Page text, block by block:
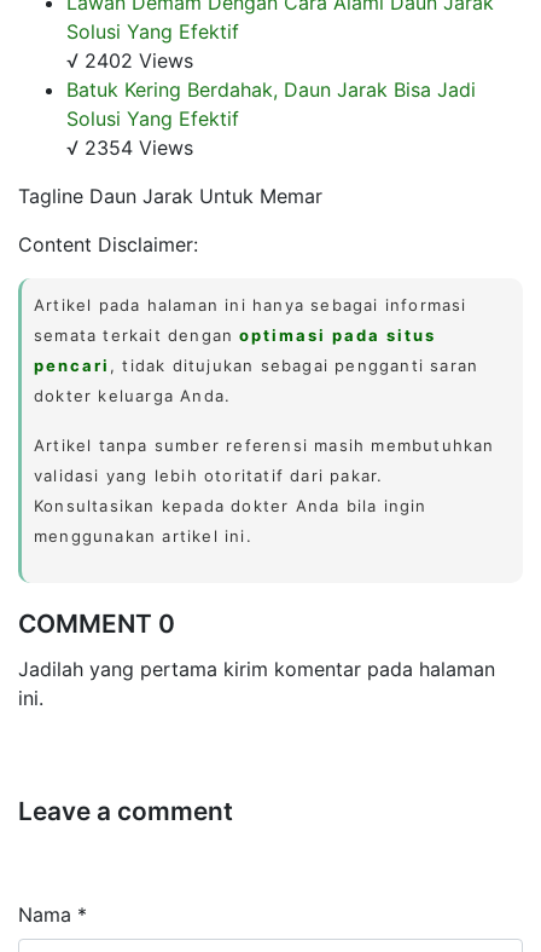
Solusi Yang Efektif
√ 2402 Views
Batuk Kering Berdahak, Daun Jarak Bisa Jadi
Solusi Yang Efektif
√ 2354 Views
Tagline Daun Jarak Untuk Memar
Content Disclaimer:
Artikel pada halaman ini hanya sebagai informasi
semata terkait denganoptimasi pada situs
pencari , tidak ditujukan sebagai pengganti saran
dokter keluarga Anda.
Artikel tanpa sumber referensi masih membutuhkan
validasi yang lebih otoritatif dari pakar.
Konsultasikan kepada dokter Anda bila ingin
menggunakan artikel ini.
COMMENT 0
Jadilah yang pertama kirim komentar pada halaman
ini.
Leave a comment
Nama *